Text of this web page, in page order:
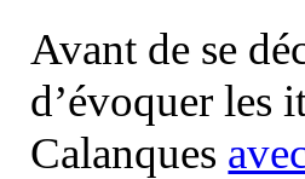
Avant de se
d’évoquer les
Calanques